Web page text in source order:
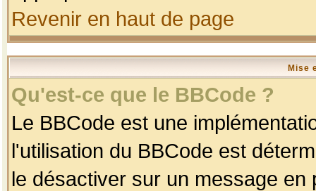
Revenir en haut de page
Mise
Qu'est-ce que le BBCode ?
Le BBCode est une
l'utilisation du BBCode est
le désactiver sur un message